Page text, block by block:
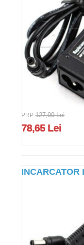
PRP 127,00 Lei
78,65 Lei
INCARCATOR